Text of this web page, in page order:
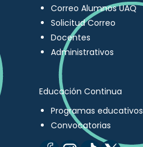
Correo Alumnos UAQ
Solicitud Correo
Docentes
Administrativos
Educación Continua
Programas educativos
Convocatorias